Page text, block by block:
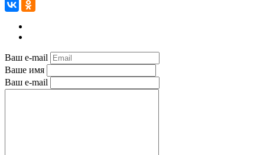
Ваш e-mail
Ваше имя
Ваш e-mail